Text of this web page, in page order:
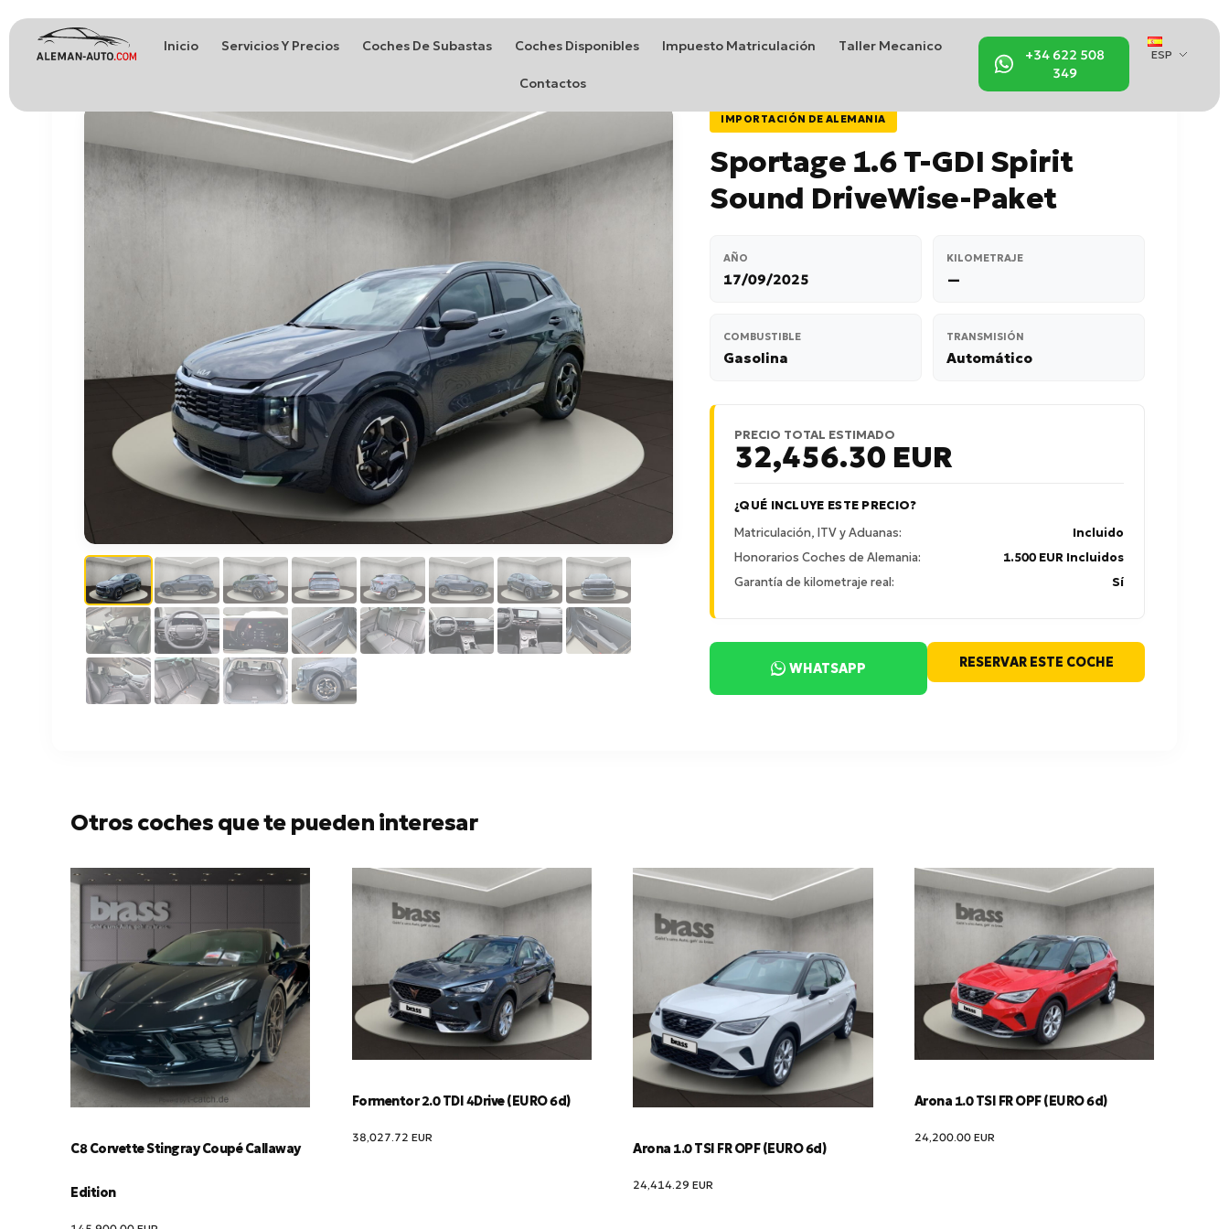
Inicio Servicios Y Precios Coches De Subastas Coches Disponibles Impuesto Matriculación Taller Mecanico
Contactos
+34 622 508
349
ESP
IMPORTACIÓN DE ALEMANIA
Sportage 1.6 T-GDI Spirit
Sound DriveWise-Paket
AÑO
17/09/2025
KILOMETRAJE
—
COMBUSTIBLE
Gasolina
TRANSMISIÓN
Automático
PRECIO TOTAL ESTIMADO
32,456.30 EUR
¿QUÉ INCLUYE ESTE PRECIO?
Matriculación, ITV y Aduanas:
Incluido
Honorarios Coches de Alemania:
1.500 EUR Incluidos
Garantía de kilometraje real:
Sí
WHATSAPP RESERVAR ESTE COCHE
Otros coches que te pueden interesar
C8 Corvette Stingray Coupé Callaway
Edition
Formentor 2.0 TDI 4Drive (EURO 6d)
38,027.72 EUR
Arona 1.0 TSI FR OPF (EURO 6d)
24,414.29EUR
Arona 1.0 TSI FR OPF (EURO 6d)
24,200.00 EUR